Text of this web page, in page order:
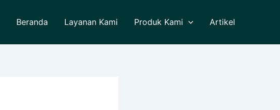
Beranda Layanan Kami Produk Kami Artikel